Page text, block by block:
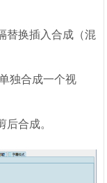
替换插入合成（混
独合成一个视
合成。